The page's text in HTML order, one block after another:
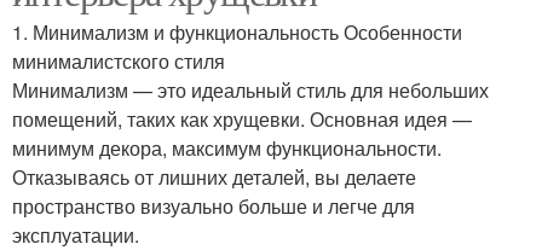
1. Минимализм и функциональность Особенности
минималистского стиля
Минимализм — это идеальный стиль для небольших
помещений, таких как хрущевки. Основная идея —
минимум декора, максимум функциональности.
Отказываясь от лишних деталей, вы делаете
пространство визуально больше и легче для
эксплуатации.